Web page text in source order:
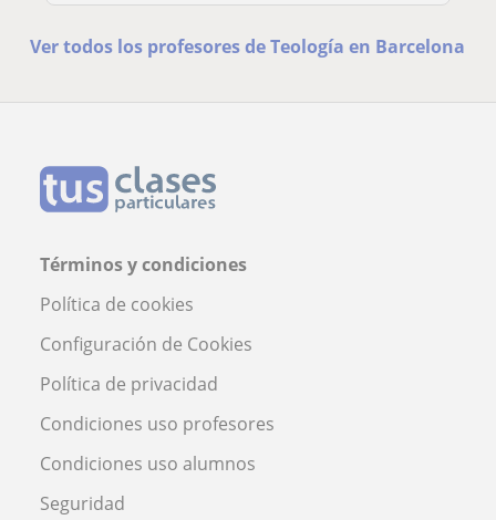
Ver todos los profesores de Teología en Barcelona
Términos y condiciones
Política de cookies
Configuración de Cookies
Política de privacidad
Condiciones uso profesores
Condiciones uso alumnos
Seguridad